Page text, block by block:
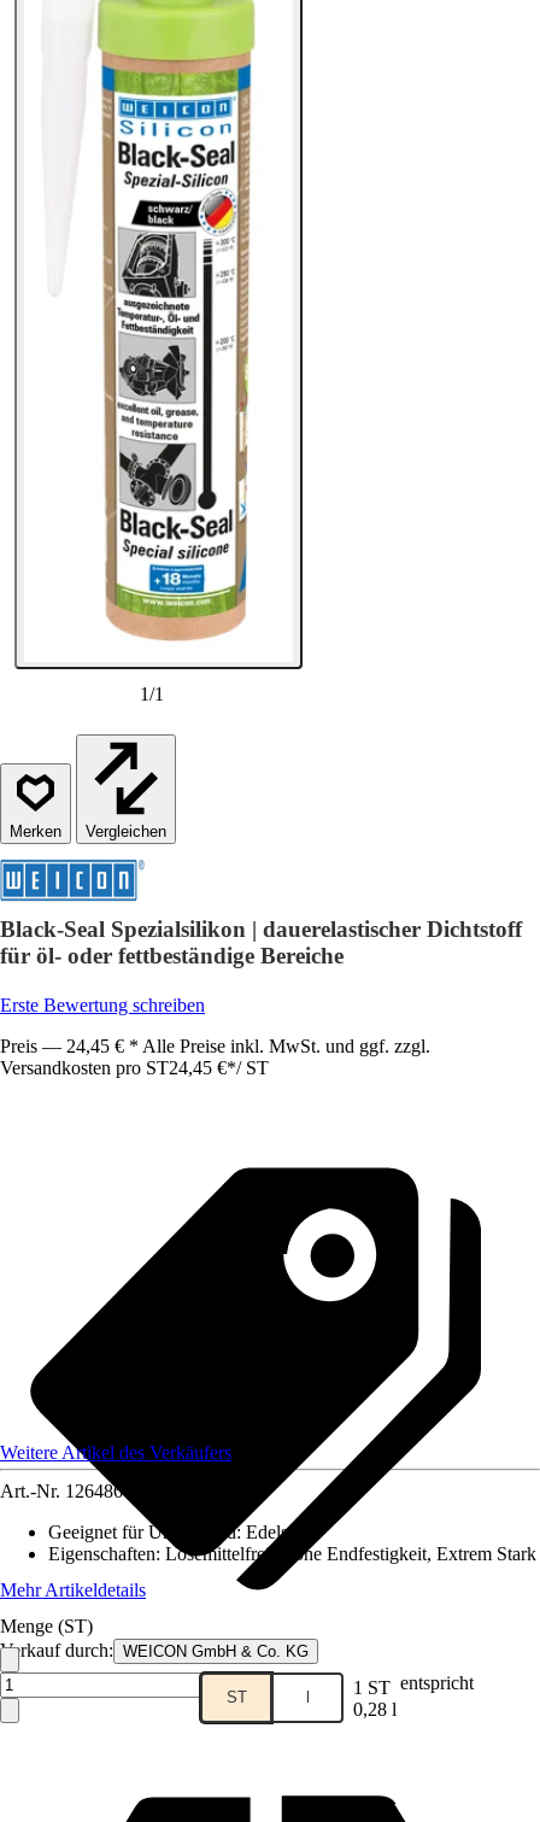
1/1
Vergleichen
Black-Seal Spezialsilikon | dauerelastischer Dichtstoff
für öl- oder fettbeständige Bereiche
Erste Bewertung schreiben
Preis — 24,45 € * Alle Preise inkl. MwSt. und ggf. zzgl.
Versandkosten pro ST24,45 €*/ ST
Verkauf durch: WEICON GmbH & Co. KG
Weitere Artikel des Verkäufers
Art.-Nr. 12648602
Geeignet für Untergrund: Edelstahl
Eigenschaften: Lösemittelfrei, Hohe Endfestigkeit, Extrem Stark
Mehr Artikeldetails
Menge (ST)
ST 1 ST entspricht
0,28 l